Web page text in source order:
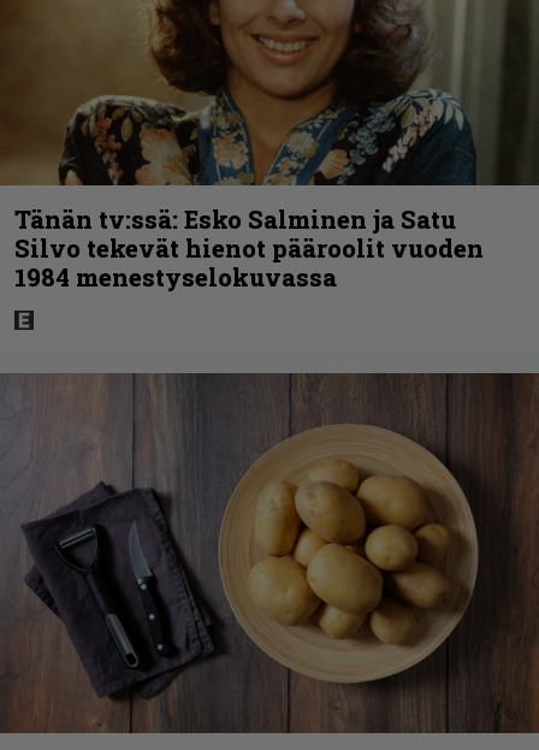
Tänän tv:ssä: Esko Salminen ja Satu
Silvo tekevät hienot pääroolit vuoden
1984 menestyselokuvassa